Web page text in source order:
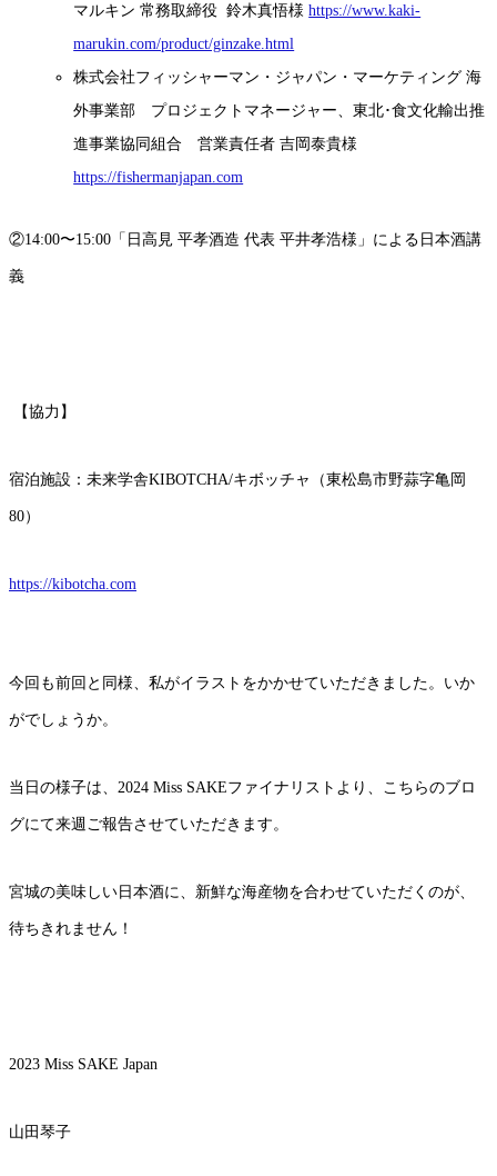
マルキン 常務取締役 鈴木真悟様https://www.kaki-
marukin.com/product/ginzake.html
株式会社フィッシャーマン・ジャパン・マーケティング 海
外事業部 プロジェクトマネージャー、東北･食文化輸出推
進事業協同組合 営業責任者 吉岡泰貴様
https://fishermanjapan.com
②14:00〜15:00「日高見 平孝酒造 代表 平井孝浩様」による日本酒講
義
【協力】
宿泊施設：未来学舎KIBOTCHA/キボッチャ（東松島市野蒜字亀岡
80）
https://kibotcha.com
今回も前回と同様、私がイラストをかかせていただきました。いか
がでしょうか。
当日の様子は、2024 Miss SAKEファイナリストより、こちらのブロ
グにて来週ご報告させていただきます。
宮城の美味しい日本酒に、新鮮な海産物を合わせていただくのが、
待ちきれません！
2023 Miss SAKE Japan
山田琴子